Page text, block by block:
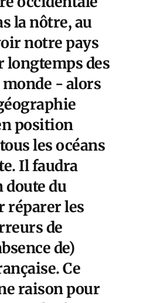
la nôtre, au
notre pays
longtemps des
- alors
position
les océans
Il faudra
doute du
réparer les
de
de)
Ce
raison pour